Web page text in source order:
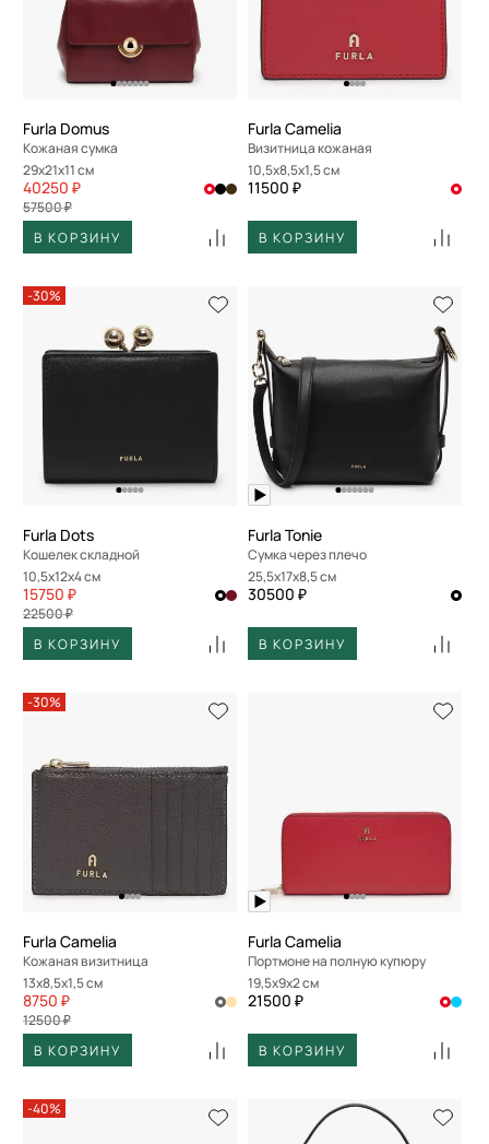
Furla Domus
Кожаная сумка
29x21x11 см
40250 ₽
57500 ₽
В КОРЗИНУ
Furla Camelia
Визитница кожаная
10,5x8,5x1,5 см
11500 ₽
В КОРЗИНУ
-30%
Furla Dots
Кошелек складной
10,5x12x4 см
15750 ₽
22500 ₽
В КОРЗИНУ
Furla Tonie
Сумка через плечо
25,5x17x8,5 см
30500 ₽
В КОРЗИНУ
-30%
Furla Camelia
Кожаная визитница
13x8,5x1,5 см
8750 ₽
12500 ₽
В КОРЗИНУ
Furla Camelia
Портмоне на полную купюру
19,5x9x2 см
21500 ₽
В КОРЗИНУ
-40%